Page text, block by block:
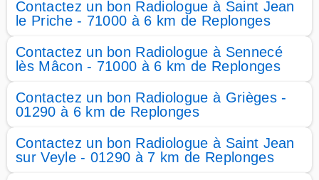
Contactez un bon Radiologue à Saint Jean
le Priche - 71000 à 6 km de Replonges
Contactez un bon Radiologue à Sennecé
lès Mâcon - 71000 à 6 km de Replonges
Contactez un bon Radiologue à Grièges -
01290 à 6 km de Replonges
Contactez un bon Radiologue à Saint Jean
sur Veyle - 01290 à 7 km de Replonges